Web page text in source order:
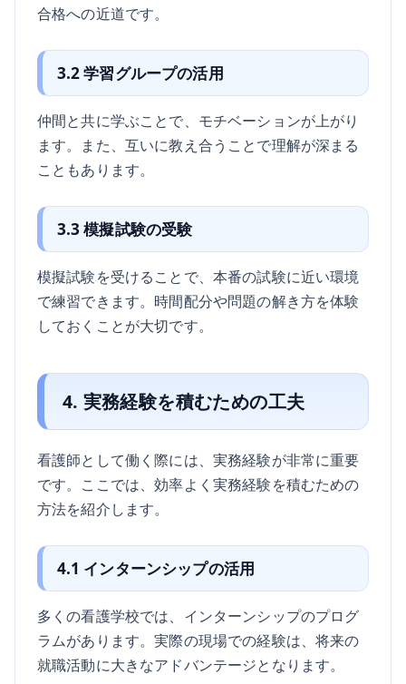
合格への近道です。
3.2 学習グループの活用
仲間と共に学ぶことで、モチベーションが上がり
ます。また、互いに教え合うことで理解が深まる
こともあります。
3.3 模擬試験の受験
模擬試験を受けることで、本番の試験に近い環境
で練習できます。時間配分や問題の解き方を体験
しておくことが大切です。
4. 実務経験を積むための工夫
看護師として働く際には、実務経験が非常に重要
です。ここでは、効率よく実務経験を積むための
方法を紹介します。
4.1 インターンシップの活用
多くの看護学校では、インターンシップのプログ
ラムがあります。実際の現場での経験は、将来の
就職活動に大きなアドバンテージとなります。